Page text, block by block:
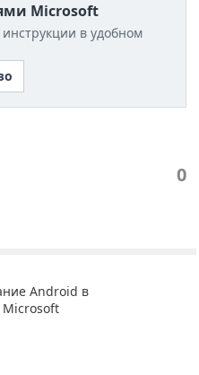
Microsoft
в удобном
0
Android в
Microsoft